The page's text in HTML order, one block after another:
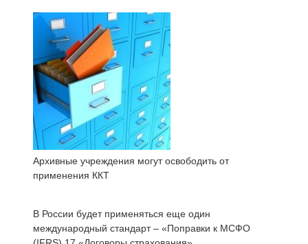
Архивные учреждения могут освободить от
применения ККТ
В России будет применяться еще один
международный стандарт – «Поправки к МСФО